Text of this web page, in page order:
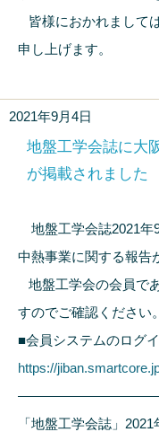
皆様におかれまして
申し上げます。
2021年9月4日
地盤工学会誌に大
が掲載されました
地盤工学会誌2021
中熱事業に関する報告
地盤工学会の会員で
すのでご確認ください。
■会員システムのログ
https://
「地盤工学会誌」2021